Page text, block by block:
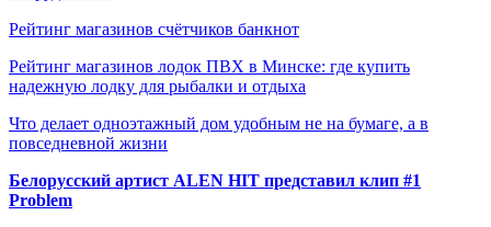
Рейтинг магазинов счётчиков банкнот
Рейтинг магазинов лодок ПВХ в Минске: где купить
надежную лодку для рыбалки и отдыха
Что делает одноэтажный дом удобным не на бумаге, а в
повседневной жизни
Белорусский артист ALEN HIT представил клип #1
Problem